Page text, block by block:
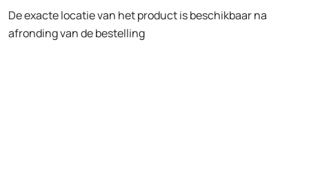
De exacte locatie van het product is beschikbaar na
afronding van de bestelling